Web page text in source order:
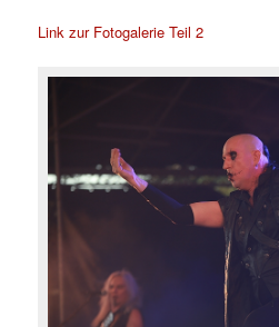
Link zur Fotogalerie Teil 2